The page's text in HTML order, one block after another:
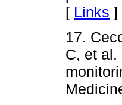
[ Links ]
17.
C, et